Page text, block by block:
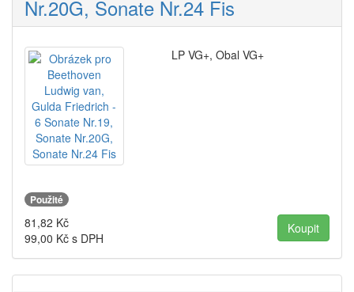
Nr.20G, Sonate Nr.24 Fis
LP VG+, Obal VG+
Použité
81,82 Kč
99,00 Kč s DPH